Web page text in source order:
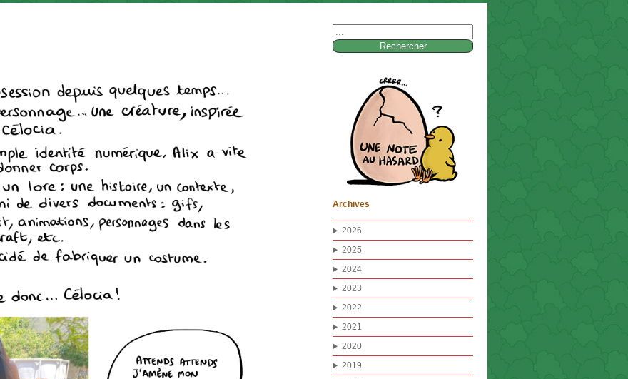
Archives
2026
2025
2024
2023
2022
2021
2020
2019